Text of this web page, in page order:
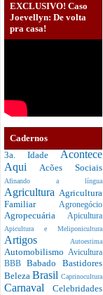
EXCLUSIVO! Caso
Joevellyn: De volta
pra casa!
Cadernos
3a. Idade Acontece
Aqui Acões Sociais
Afinando a língua
Agricultura Agricultura
Familiar Agronegócio
Agropecuária Apicultura
Apicultura e Meliponicultura
Artigos Autoestima
Automobilismo Avicultura
BBBBabado Bastidores
Beleza Brasil Caprinocultura
Carnaval Celebridades